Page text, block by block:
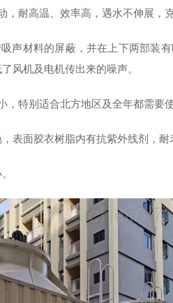
耐高温、效率高，遇水不伸展，
声材料的屏蔽，并在上下两部装
风机及电机传出来的噪声。
特别适合北方地区及全年都需要
表面胶衣树脂内有抗紫外线剂，耐